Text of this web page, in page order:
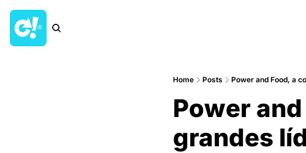
Home Posts Power and Food, a
Power
grandes